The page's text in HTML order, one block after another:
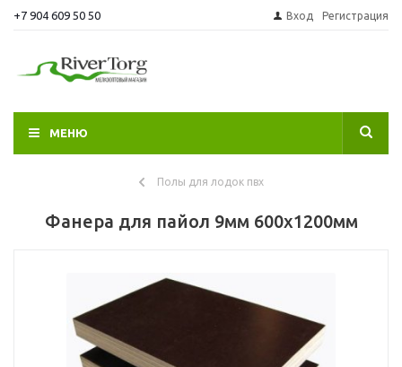
+7 904 609 50 50 Вход Регистрация
МЕНЮ
Полы для лодок пвх
Фанера для пайол 9мм 600х1200мм